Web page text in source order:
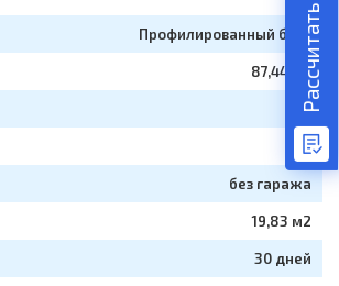
Профилированный брус
87,44 м2
2
3
без гаража
19,83 м2
30 дней
Рассчитать